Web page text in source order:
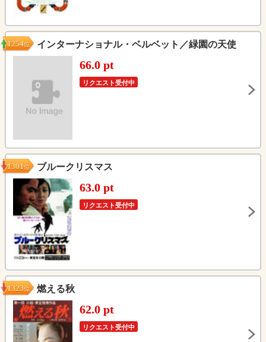
インターナショナル・ベルベット／緑園の天使
1254位
66.0 pt
リクエスト受付中
ブルークリスマス
1301位
63.0 pt
リクエスト受付中
燃える秋
1323位
62.0 pt
リクエスト受付中